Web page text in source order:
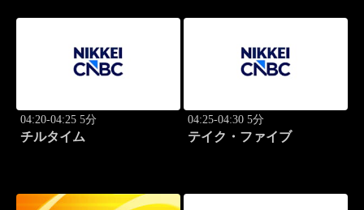
04:20-04:25 5分
チルタイム
04:25-04:30 5分
テイク・ファイブ